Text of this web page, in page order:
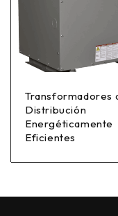
Transformadores
Distribución
Energéticamente
Eficientes